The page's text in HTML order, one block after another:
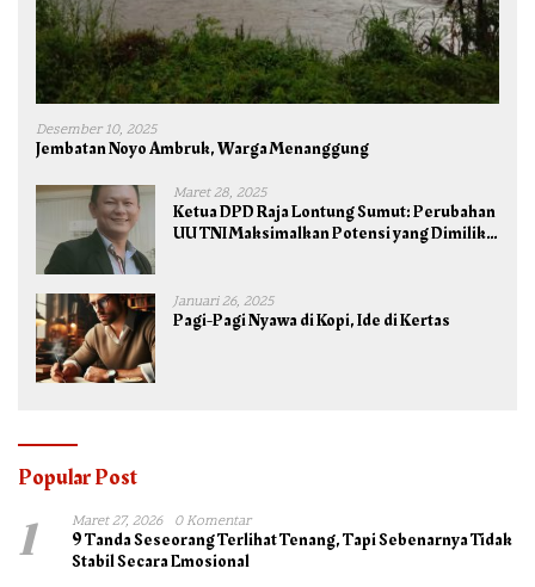
Desember 10, 2025
Jembatan Noyo Ambruk, Warga Menanggung
Maret 28, 2025
Ketua DPD Raja Lontung Sumut: Perubahan
UU TNI Maksimalkan Potensi yang Dimiliki
Januari 26, 2025
Pagi-Pagi Nyawa di Kopi, Ide di Kertas
Popular Post
1 Maret 27, 2026 0 Komentar
9 Tanda Seseorang Terlihat Tenang, Tapi Sebenarnya Tidak
Stabil Secara Emosional